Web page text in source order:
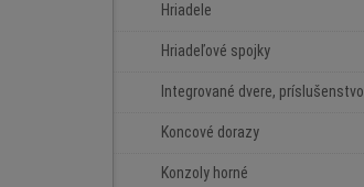
Hriadele
Hriadeľové spojky
Integrované dvere, príslušenstvo
Koncové dorazy
Konzoly horné